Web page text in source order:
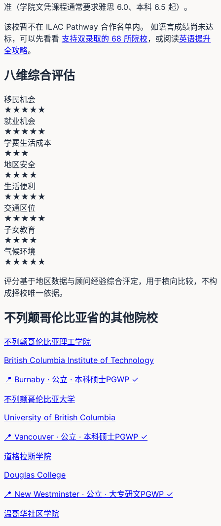
准（学院文凭课程通常要求雅思 6.0、本科 6.5 起）。
该校暂不在 ILAC Pathway 合作名单内。 如语言成绩尚未达
标，可以先看看 支持双录取的 68 所院校，或阅读英语提升
全攻略。
八维综合评估
移民机会
★★★★★
就业机会
★★★★★
学费生活成本
★★★
地区安全
★★★★
生活便利
★★★★★
交通区位
★★★★★
子女教育
★★★★
气候环境
★★★★★
评分基于地区数据与顾问经验综合评定，用于横向比较，不构
成择校唯一依据。
不列颠哥伦比亚省的其他院校
不列颠哥伦比亚理工学院
British Columbia Institute of Technology
📍 Burnaby · 公立 · 本科硕士PGWP ✓
不列颠哥伦比亚大学
University of British Columbia
📍 Vancouver · 公立 · 本科硕士PGWP ✓
道格拉斯学院
Douglas College
📍 New Westminster · 公立 · 大专研文PGWP ✓
温哥华社区学院